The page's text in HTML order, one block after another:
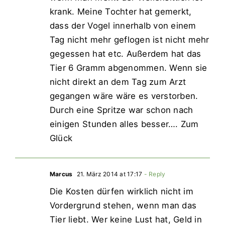
krank. Meine Tochter hat gemerkt,
dass der Vogel innerhalb von einem
Tag nicht mehr geflogen ist nicht mehr
gegessen hat etc. Außerdem hat das
Tier 6 Gramm abgenommen. Wenn sie
nicht direkt an dem Tag zum Arzt
gegangen wäre wäre es verstorben.
Durch eine Spritze war schon nach
einigen Stunden alles besser…. Zum
Glück
Marcus 21. März 2014 at 17:17 - Reply
Die Kosten dürfen wirklich nicht im
Vordergrund stehen, wenn man das
Tier liebt. Wer keine Lust hat, Geld in